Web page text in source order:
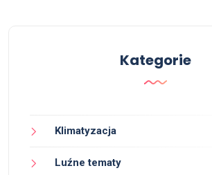
Kategorie
Klimatyzacja
Luźne tematy